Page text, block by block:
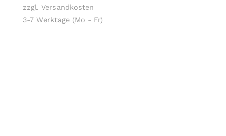
zzgl. Versandkosten
3-7 Werktage (Mo - Fr)